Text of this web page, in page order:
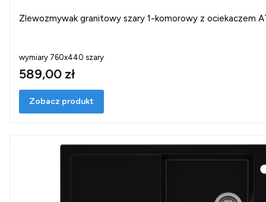
Zlewozmywak granitowy szary 1-komorowy z ociekaczem
wymiary 760x440 szary
589,00 zł
Zobacz produkt